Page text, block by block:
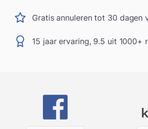
Gratis annuleren tot 30 dagen
15 jaar ervaring, 9.5 uit 1000+